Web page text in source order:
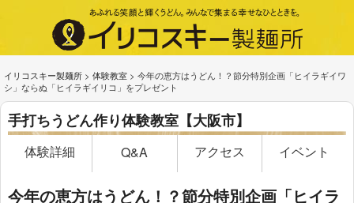
イリコスキー製麺所 > 体験教室 > 今年の恵方はうどん！？節分特別企画「ヒイラギイワ
シ」ならぬ「ヒイラギイリコ」をプレゼント
手打ちうどん作り体験教室【大阪市】
体験詳細 Q&A アクセス イベント
今年の恵方はうどん！？節分特別企画「ヒイラ